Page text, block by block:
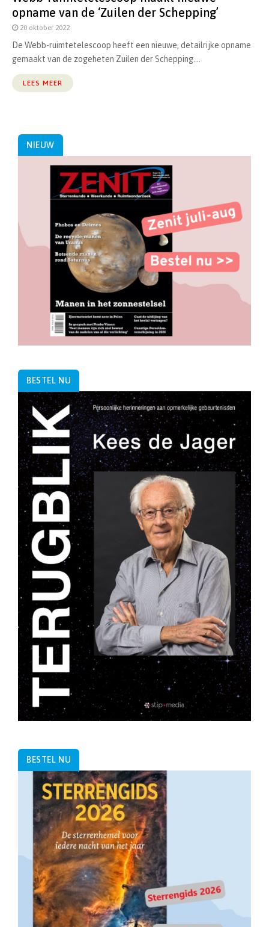
opname van de ‘Zuilen der Schepping’
20 oktober 2022
De Webb-ruimtetelescoop heeft een nieuwe, detailrijke opname
gemaakt van de zogeheten Zuilen der Schepping....
LEES MEER
NIEUW
BESTEL NU
BESTEL NU